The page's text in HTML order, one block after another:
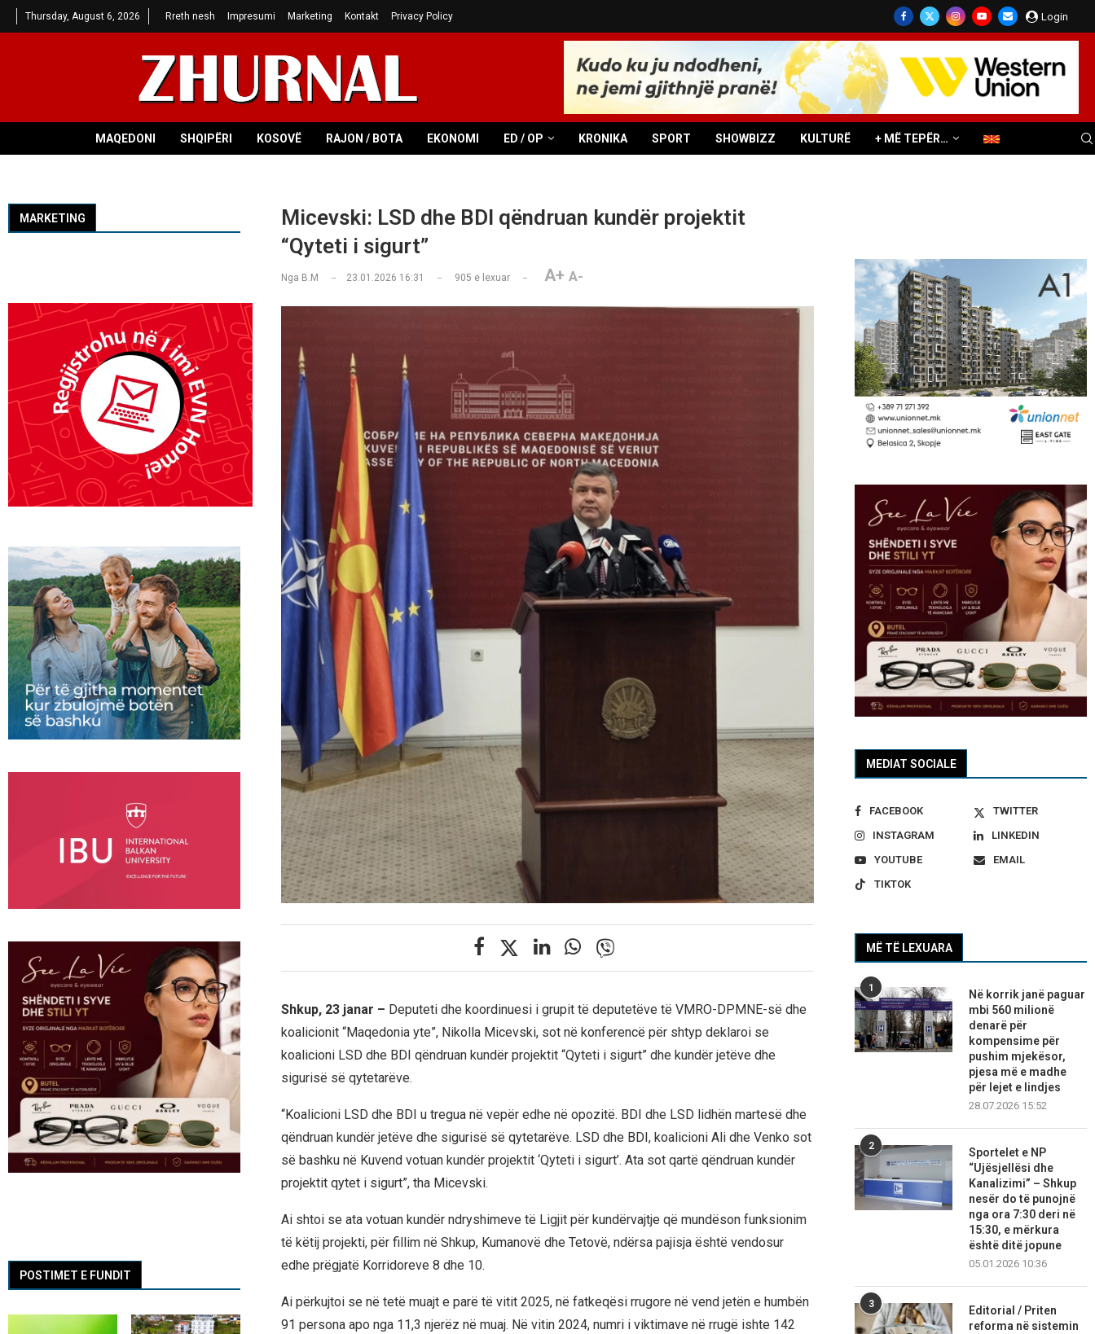
Thursday, August 6, 2026 Rreth nesh Impresumi Marketing Kontakt Privacy Policy Login
MAQEDONI SHQIPËRI KOSOVË RAJON / BOTA EKONOMI ED / OP KRONIKA SPORT SHOWBIZZ KULTURË + MË TEPËR…
Micevski: LSD dhe BDI qëndruan kundër projektit
“Qyteti i sigurt”
Nga B.M 23.01.2026 16:31 905 e lexuar A+ A-
Shkup, 23 janar – Deputeti dhe koordinuesi i grupit të deputetëve të VMRO-DPMNE-së dhe
koalicionit “Maqedonia yte”, Nikolla Micevski, sot në konferencë për shtyp deklaroi se
koalicioni LSD dhe BDI qëndruan kundër projektit “Qyteti i sigurt” dhe kundër jetëve dhe
sigurisë së qytetarëve.
“Koalicioni LSD dhe BDI u tregua në vepër edhe në opozitë. BDI dhe LSD lidhën martesë dhe
qëndruan kundër jetëve dhe sigurisë së qytetarëve. LSD dhe BDI, koalicioni Ali dhe Venko sot
së bashku në Kuvend votuan kundër projektit ‘Qyteti i sigurt’. Ata sot qartë qëndruan kundër
projektit qytet i sigurt”, tha Micevski.
Ai shtoi se ata votuan kundër ndryshimeve të Ligjit për kundërvajtje që mundëson funksionim
të këtij projekti, për fillim në Shkup, Kumanovë dhe Tetovë, ndërsa pajisja është vendosur
edhe prëgjatë Korridoreve 8 dhe 10.
Ai përkujtoi se në tetë muajt e parë të vitit 2025, në fatkeqësi rrugore në vend jetën e humbën
91 persona apo nga 11,3 njerëz në muaj. Në vitin 2024, numri i viktimave në rrugë ishte 142
MEDIAT SOCIALE
FACEBOOK
TWITTER
INSTAGRAM
LINKEDIN
YOUTUBE
EMAIL
TIKTOK
MË TË LEXUARA
1
Në korrik janë paguar
mbi 560 milionë
denarë për
kompensime për
pushim mjekësor,
pjesa më e madhe
për lejet e lindjes
28.07.2026 15:52
2
Sportelet e NP
“Ujësjellësi dhe
Kanalizimi” – Shkup
nesër do të punojnë
nga ora 7:30 deri në
15:30, e mërkura
është ditë jopune
05.01.2026 10:36
3
Editorial / Priten
reforma në sistemin
MARKETING
POSTIMET E FUNDIT